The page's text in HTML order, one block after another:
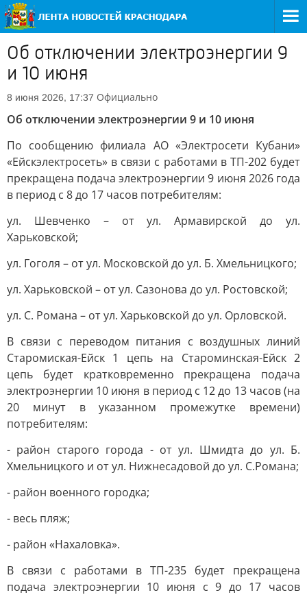
Об отключении электроэнергии 9
и 10 июня
8 июня 2026, 17:37 Официально
Об отключении электроэнергии 9 и 10 июня
По сообщению филиала АО «Электросети Кубани»
«Ейскэлектросеть» в связи с работами в ТП-202 будет
прекращена подача электроэнергии 9 июня 2026 года
в период с 8 до 17 часов потребителям:
ул. Шевченко – от ул. Армавирской до ул.
Харьковской;
ул. Гоголя – от ул. Московской до ул. Б. Хмельницкого;
ул. Харьковской – от ул. Сазонова до ул. Ростовской;
ул. С. Романа – от ул. Харьковской до ул. Орловской.
В связи с переводом питания с воздушных линий
Старомиская-Ейск 1 цепь на Староминская-Ейск 2
цепь будет кратковременно прекращена подача
электроэнергии 10 июня в период с 12 до 13 часов (на
20 минут в указанном промежутке времени)
потребителям:
- район старого города - от ул. Шмидта до ул. Б.
Хмельницкого и от ул. Нижнесадовой до ул. С.Романа;
- район военного городка;
- весь пляж;
- район «Нахаловка».
В связи с работами в ТП-235 будет прекращена
подача электроэнергии 10 июня с 9 до 17 часов